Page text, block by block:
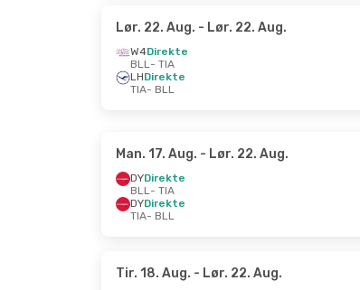
Lør. 22. Aug. - Lør. 22. Aug.
W4Direkte
BLL- TIA
LHDirekte
TIA- BLL
Man. 17. Aug. - Lør. 22. Aug.
DYDirekte
BLL- TIA
DYDirekte
TIA- BLL
Tir. 18. Aug. - Lør. 22. Aug.